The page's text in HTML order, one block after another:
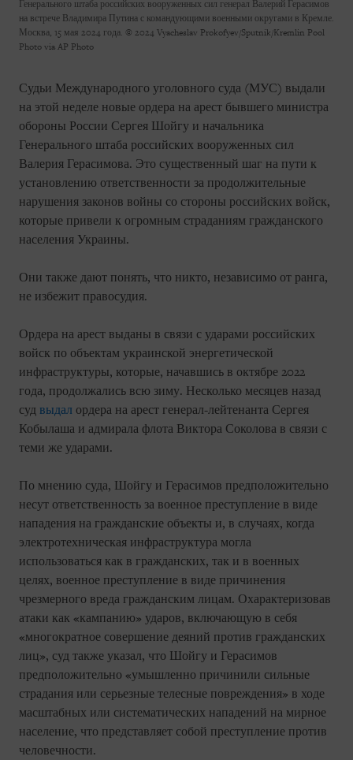
Генерального штаба российских вооруженных сил генерал Валерий Герасимов
на встрече Владимира Путина с командующими военными округами в Кремле.
Москва, 15 мая 2024 года. © 2024 Vyacheslav Prokofyev/Sputnik/Kremlin Pool
Photo via AP Photo
Судьи Международного уголовного суда (МУС) выдали
на этой неделе новые ордера на арест бывшего министра
обороны России Сергея Шойгу и начальника
Генерального штаба российских вооруженных сил
Валерия Герасимова. Это существенный шаг на пути к
установлению ответственности за продолжительные
нарушения законов войны со стороны российских войск,
которые привели к огромным страданиям гражданского
населения Украины.
Они также дают понять, что никто, независимо от ранга,
не избежит правосудия.
Ордера на арест выданы в связи с ударами российских
войск по объектам украинской энергетической
инфраструктуры, которые, начавшись в октябре 2022
года, продолжались всю зиму. Несколько месяцев назад
суд выдал ордера на арест генерал-лейтенанта Сергея
Кобылаша и адмирала флота Виктора Соколова в связи с
теми же ударами.
По мнению суда, Шойгу и Герасимов предположительно
несут ответственность за военное преступление в виде
нападения на гражданские объекты и, в случаях, когда
электротехническая инфраструктура могла
использоваться как в гражданских, так и в военных
целях, военное преступление в виде причинения
чрезмерного вреда гражданским лицам. Охарактеризовав
атаки как «кампанию» ударов, включающую в себя
«многократное совершение деяний против гражданских
лиц», суд также указал, что Шойгу и Герасимов
предположительно «умышленно причинили сильные
страдания или серьезные телесные повреждения» в ходе
масштабных или систематических нападений на мирное
население, что представляет собой преступление против
человечности.